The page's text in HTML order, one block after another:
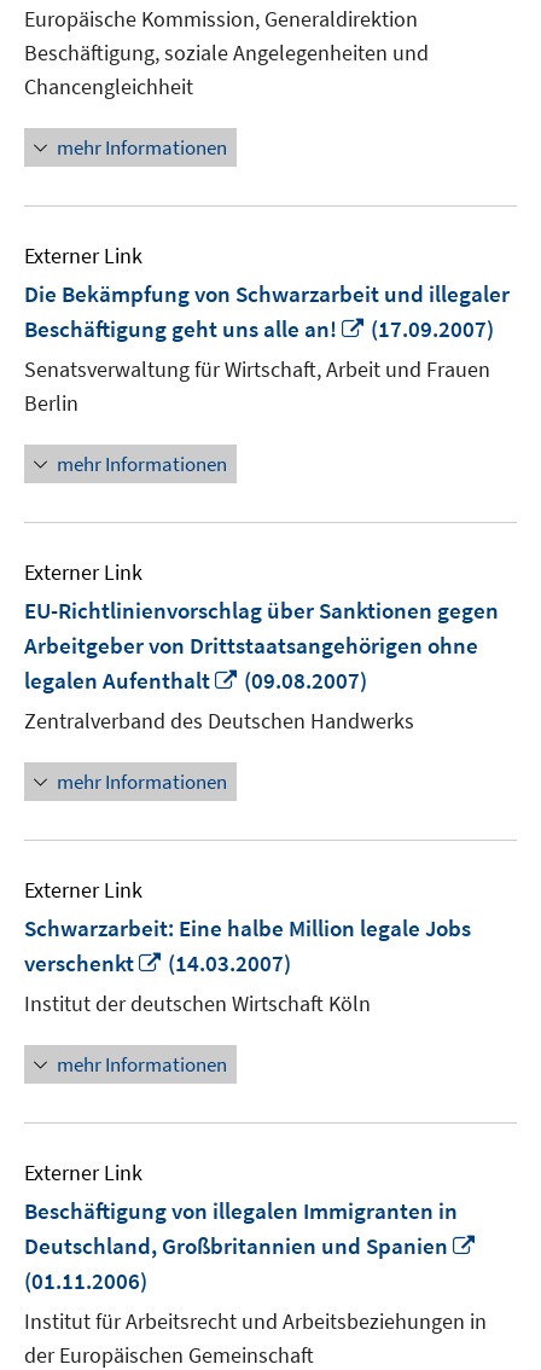
Europäische Kommission, Generaldirektion
Beschäftigung, soziale Angelegenheiten und
Chancengleichheit
mehr Informationen
Externer Link
Die Bekämpfung von Schwarzarbeit und illegaler
Beschäftigung geht uns alle an!
In
neuem
Fenster
(17.09.2007)
Senatsverwaltung für Wirtschaft, Arbeit und Frauen
Berlin
mehr Informationen
Externer Link
EU-Richtlinienvorschlag über Sanktionen gegen
Arbeitgeber von Drittstaatsangehörigen ohne
legalen Aufenthalt
In
neuem
Fenster
(09.08.2007)
Zentralverband des Deutschen Handwerks
mehr Informationen
Externer Link
Schwarzarbeit: Eine halbe Million legale Jobs
verschenkt
In
neuem
Fenster
öffnen
(14.03.2007)
Institut der deutschen Wirtschaft Köln
mehr Informationen
Externer Link
Beschäftigung von illegalen Immigranten in
Deutschland, Großbritannien und Spanien
öffnen
(01.11.2006)
Institut für Arbeitsrecht und Arbeitsbeziehungen in
der Europäischen Gemeinschaft